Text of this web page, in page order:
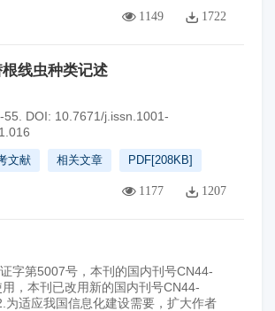
1149 1722
线虫种类记述
DOI: 10.7671/j.issn.1001-
文献 相关文章 PDF[208KB]
1177 1207
字第5007号，本刊的国内刊号CN44-
用，本刊已改用新的国内刊号CN44-
应我国信息化建设需要，扩大作者